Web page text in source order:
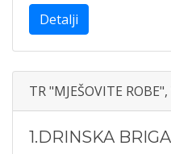
Detalji
TR "MJEŠOVITE
1.DRINSKA